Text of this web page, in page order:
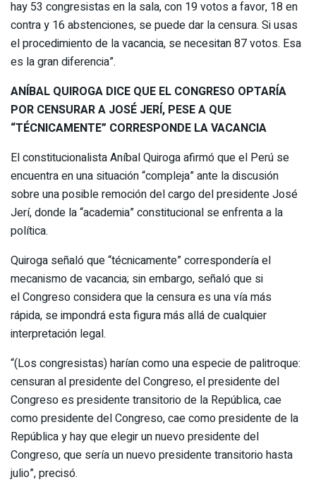
hay 53 congresistas en la sala, con 19 votos a favor, 18 en
contra y 16 abstenciones, se puede dar la censura. Si usas
el procedimiento de la vacancia, se necesitan 87 votos. Esa
es la gran diferencia”.
ANÍBAL QUIROGA DICE QUE EL CONGRESO OPTARÍA
POR CENSURAR A JOSÉ JERÍ, PESE A QUE
“TÉCNICAMENTE” CORRESPONDE LA VACANCIA
El constitucionalista Aníbal Quiroga afirmó que el Perú se
encuentra en una situación “compleja” ante la discusión
sobre una posible remoción del cargo del presidente José
Jerí, donde la “academia” constitucional se enfrenta a la
política.
Quiroga señaló que “técnicamente” correspondería el
mecanismo de vacancia; sin embargo, señaló que si
el Congreso considera que la censura es una vía más
rápida, se impondrá esta figura más allá de cualquier
interpretación legal.
“(Los congresistas) harían como una especie de palitroque:
censuran al presidente del Congreso, el presidente del
Congreso es presidente transitorio de la República, cae
como presidente del Congreso, cae como presidente de la
República y hay que elegir un nuevo presidente del
Congreso, que sería un nuevo presidente transitorio hasta
julio”, precisó.